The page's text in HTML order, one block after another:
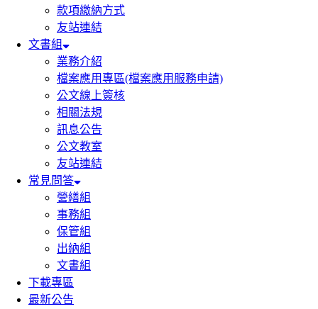
款項繳納方式
友站連結
文書組
業務介紹
檔案應用專區(檔案應用服務申請)
公文線上簽核
相關法規
訊息公告
公文教室
友站連結
常見問答
營繕組
事務組
保管組
出納組
文書組
下載專區
最新公告